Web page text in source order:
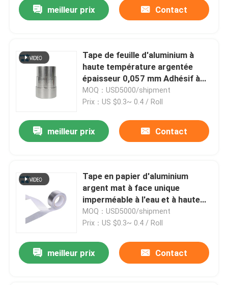
meilleur prix Contact
Tape de feuille d'aluminium à
haute température argentée
épaisseur 0,057 mm Adhésif à
base d'eau
MOQ：USD5000/shipment
Prix：US $0.3~ 0.4 / Roll
meilleur prix Contact
Tape en papier d'aluminium
argent mat à face unique
imperméable à l'eau et à haute
température
MOQ：USD5000/shipment
Prix：US $0.3~ 0.4 / Roll
meilleur prix Contact